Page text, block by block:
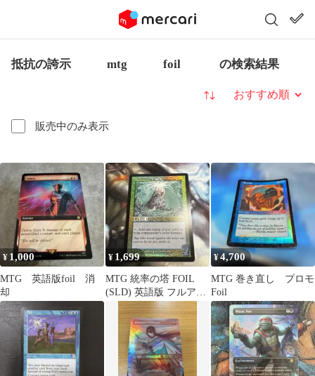
抵抗の誇示 mtg foil の検索結果
販売中のみ表示
並び替え
¥ 1,000
MTG 英語版foil 消
却
¥ 1,699
MTG 統率の塔 FOIL
(SLD) 英語版 フルアー
¥4,700
MTG 巻き直し プロモ
Foil